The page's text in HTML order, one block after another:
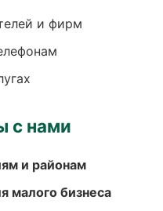
и фирм
с нами
и районам
малого бизнеса